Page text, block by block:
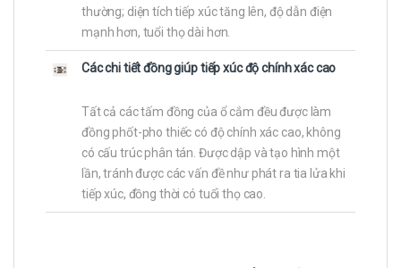
thường; diện tích tiếp xúc tăng lên, độ dẫn điện
mạnh hơn, tuổi thọ dài hơn.
Các chi tiết đồng giúp tiếp xúc độ chính xác cao
Tất cả các tấm đồng của ổ cắm đều được làm
đồng phốt-pho thiếc có độ chính xác cao, không
có cấu trúc phân tán. Được dập và tạo hình một
lần, tránh được các vấn đề như phát ra tia lửa khi
tiếp xúc, đồng thời có tuổi thọ cao.